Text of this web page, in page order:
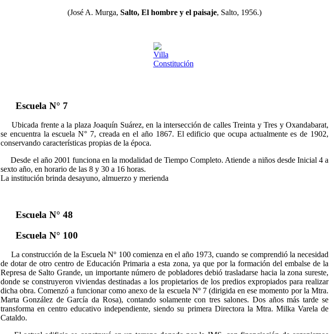
(José A. Murga, Salto, El hombre y el paisaje, Salto, 1956.)
Escuela N° 7
Ubicada frente a la plaza Joaquín Suárez, en la intersección de calles Treinta y Tres y Oxandabarat,
se encuentra la escuela N° 7, creada en el año 1867. El edificio que ocupa actualmente es de 1902,
conservando características propias de la época.
Desde el año 2001 funciona en la modalidad de Tiempo Completo. Atiende a niños desde Inicial 4 a
sexto año, en horario de las 8 y 30 a 16 horas.
La institución brinda desayuno, almuerzo y merienda
Escuela N° 48
Escuela N° 100
La construcción de la Escuela Nº 100 comienza en el año 1973, cuando se comprendió la necesidad
de dotar de otro centro de Educación Primaria a esta zona, ya que por la formación del embalse de la
Represa de Salto Grande, un importante número de pobladores debió trasladarse hacia la zona sureste,
donde se construyeron viviendas destinadas a los propietarios de los predios expropiados para realizar
dicha obra. Comenzó a funcionar como anexo de la escuela Nº 7 (dirigida en ese momento por la Mtra.
Marta González de García da Rosa), contando solamente con tres salones. Dos años más tarde se
transforma en centro educativo independiente, siendo su primera Directora la Mtra. Milka Varela de
Cataldo.